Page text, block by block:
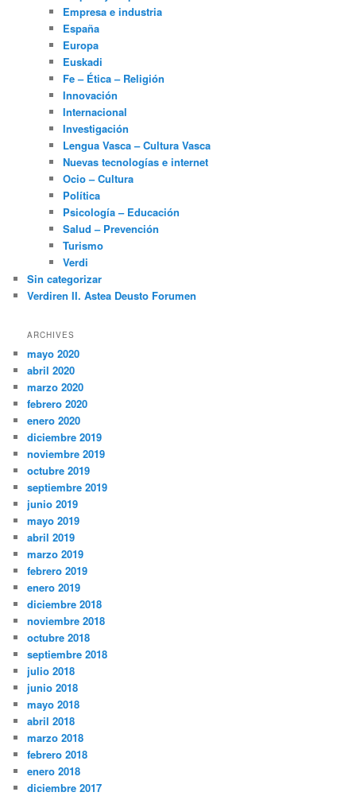
Empresa e industria
España
Europa
Euskadi
Fe – Ética – Religión
Innovación
Internacional
Investigación
Lengua Vasca – Cultura Vasca
Nuevas tecnologías e internet
Ocio – Cultura
Política
Psicología – Educación
Salud – Prevención
Turismo
Verdi
Sin categorizar
Verdiren II. Astea Deusto Forumen
ARCHIVES
mayo 2020
abril 2020
marzo 2020
febrero 2020
enero 2020
diciembre 2019
noviembre 2019
octubre 2019
septiembre 2019
junio 2019
mayo 2019
abril 2019
marzo 2019
febrero 2019
enero 2019
diciembre 2018
noviembre 2018
octubre 2018
septiembre 2018
julio 2018
junio 2018
mayo 2018
abril 2018
marzo 2018
febrero 2018
enero 2018
diciembre 2017